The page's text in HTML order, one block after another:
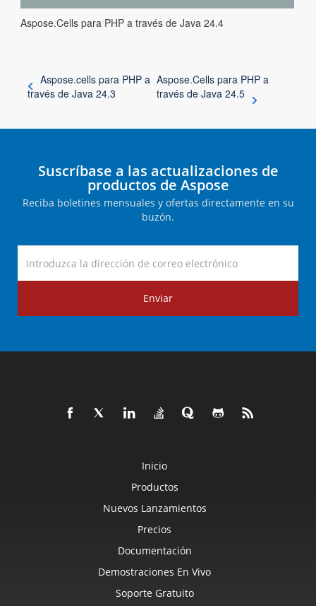
Aspose.Cells para PHP a través de Java 24.4
Aspose.cells para PHP a
través de Java 24.3
Aspose.Cells para PHP a
través de Java 24.5
Suscríbase a las actualizaciones de
productos de Aspose
Reciba boletines mensuales y ofertas directamente en su
buzón.
Enviar
Inicio
Productos
Nuevos Lanzamientos
Precios
Documentación
Demostraciones En Vivo
Soporte Gratuito